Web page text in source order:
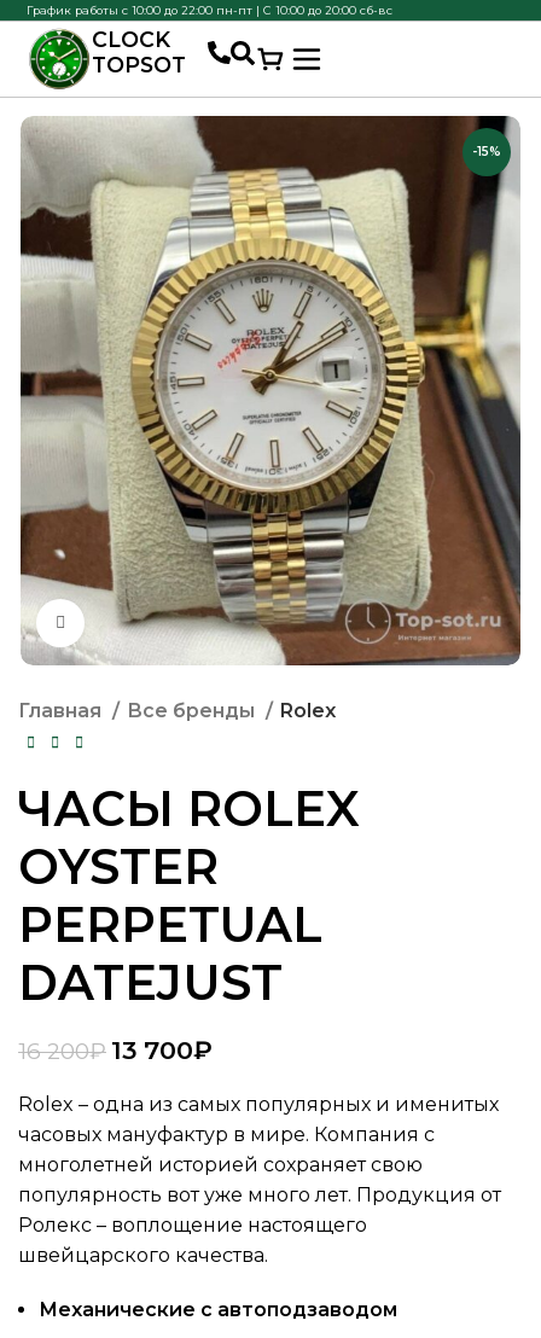
График работы с 10:00 до 22:00 пн-пт | С 10:00 до 20:00 сб-вс
CLOCK
TOPSOT
-15%
Нажмите, чтобы увеличить
Главная Все бренды Rolex
ЧАСЫ ROLEX
OYSTER
PERPETUAL
DATEJUST
16 200₽ 13 700₽
Rolex – одна из самых популярных и именитых
часовых мануфактур в мире. Компания с
многолетней историей сохраняет свою
популярность вот уже много лет. Продукция от
Ролекс – воплощение настоящего
швейцарского качества.
Механические c автоподзаводом